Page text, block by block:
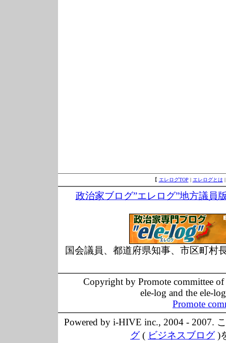
【 エレログTOP | エレログとは
政治家ブログ”エレログ”地方議員
国会議員、都道府県知事、市区町村
Copyright by Promote committee
ele-log and the ele-
Promote
Powered by i-HIVE inc., 2004 - 2007.
グ( ビジネスブログ)